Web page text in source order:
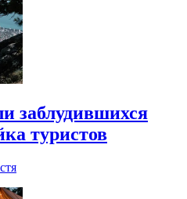
заблудившихся
туристов